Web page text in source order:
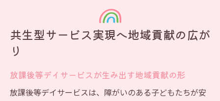
共生型サービス実現へ地域貢献の広が
り
放課後等デイサービスが生み出す地域貢献の形
放課後等デイサービスは、障がいのある子どもたちが安